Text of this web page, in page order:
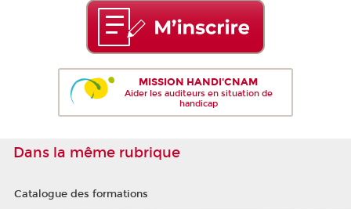
MISSION HANDI'CNAM
Aider les auditeurs en situation de
handicap
Dans la même rubrique
Catalogue des formations